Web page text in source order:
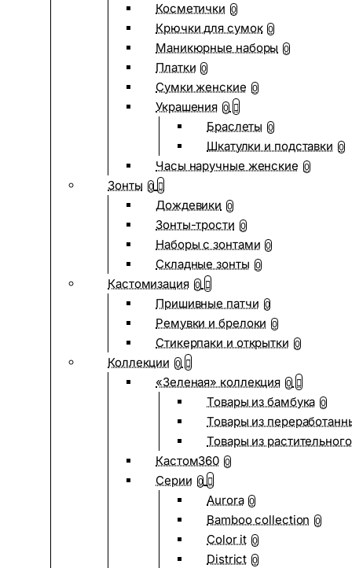
Косметички 0
Крючки для сумок 0
Маникюрные наборы 0
Платки 0
Сумки женские 0
Украшения 0
Браслеты 0
Шкатулки и подставки 0
Часы наручные женские 0
Зонты 0
Дождевики 0
Зонты-трости 0
Наборы с зонтами 0
Складные зонты 0
Кастомизация 0
Пришивные патчи 0
Ремувки и брелоки 0
Стикерпаки и открытки 0
Коллекции 0
«Зеленая» коллекция 0
Товары из бамбука 0
Товары из
Товары из
Кастом360 0
Серии 0
Aurora 0
Bamboo collection 0
Color it 0
District 0